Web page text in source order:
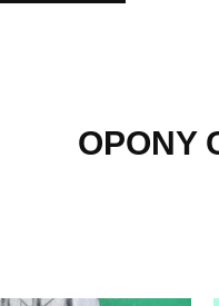
OPONY